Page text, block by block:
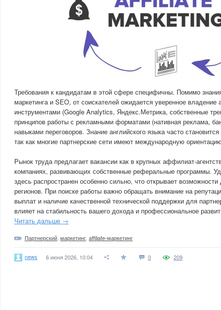
Требования к кандидатам в этой сфере специфичны. Помимо
маркетинга и SEO, от соискателей ожидается уверенное владение
инструментами (Google Analytics, Яндекс.Метрика, собственные
принципов работы с рекламными форматами (нативная реклама,
навыками переговоров. Знание английского языка часто
так как многие партнерские сети имеют международную
Рынок труда предлагает вакансии как в крупных аффилиат-
компаниях, развивающих собственные реферальные программы.
здесь распространен особенно сильно, что открывает
регионов. При поиске работы важно обращать внимание на
выплат и наличие качественной технической поддержки для
влияет на стабильность вашего дохода и профессиональное
Читать дальше →
Партнерский маркетинг affiliate-маркетинг
news 6 июня 2026, 10:04 0 209